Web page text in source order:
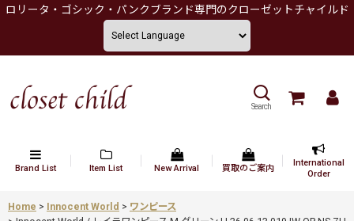
ロリータ・ゴシック・パンクブランド専門のクローゼットチャイルド
Search
Brand List Item List New Arrival 買取のご案内
International
Order
Home > Innocent World > ワンピース